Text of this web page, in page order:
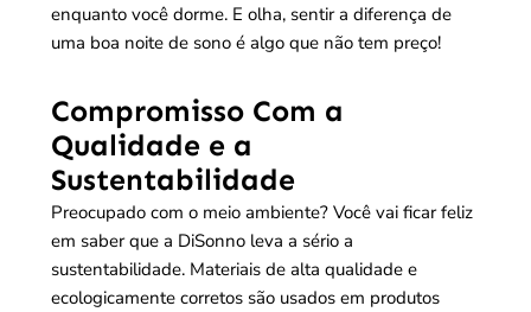
enquanto você dorme. E olha, sentir a diferença de
uma boa noite de sono é algo que não tem preço!
Compromisso Com a
Qualidade e a
Sustentabilidade
Preocupado com o meio ambiente? Você vai ficar feliz
em saber que a DiSonno leva a sério a
sustentabilidade. Materiais de alta qualidade e
ecologicamente corretos são usados em produtos